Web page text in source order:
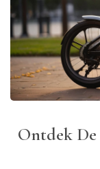
Ontdek